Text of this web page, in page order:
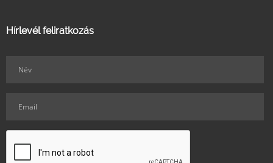
Hírlevél feliratkozás